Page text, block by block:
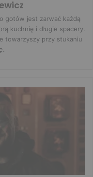
gotów jest zarwać każdą
kuchnię i długie spacery.
towarzyszy przy stukaniu